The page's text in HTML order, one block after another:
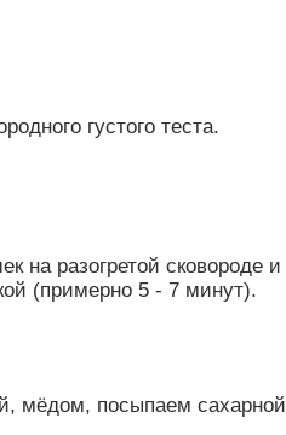
густого теста.
разогретой сковороде
(примерно 5 - 7 минут).
мёдом, посыпаем сахарной